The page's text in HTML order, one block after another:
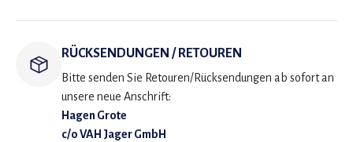
RÜCKSENDUNGEN / RETOUREN
Bitte senden Sie Retouren/Rücksendungen ab sofort an
unsere neue Anschrift:
Hagen Grote
c/o VAH Jager GmbH